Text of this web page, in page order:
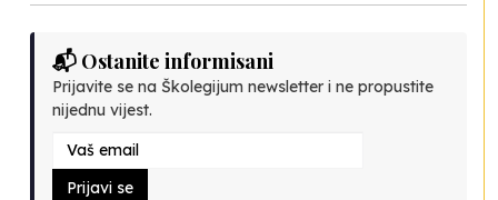
📬 Ostanite informisani
Prijavite se na Školegijum newsletter i ne propustite
nijednu vijest.
Prijavi se